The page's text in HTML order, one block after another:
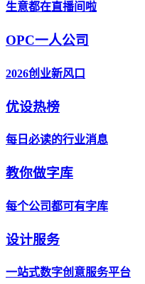
生意都在直播间啦
OPC一人公司
2026创业新风口
优设热榜
每日必读的行业消息
教你做字库
每个公司都可有字库
设计服务
一站式数字创意服务平台